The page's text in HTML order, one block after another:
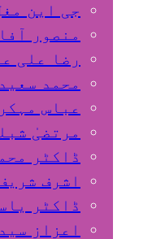
جی این
منصور
رضا علی
محمد
عباس
مرتضیٰ
ڈاکٹر
اشرف
ڈاکٹر
اعزاز سید